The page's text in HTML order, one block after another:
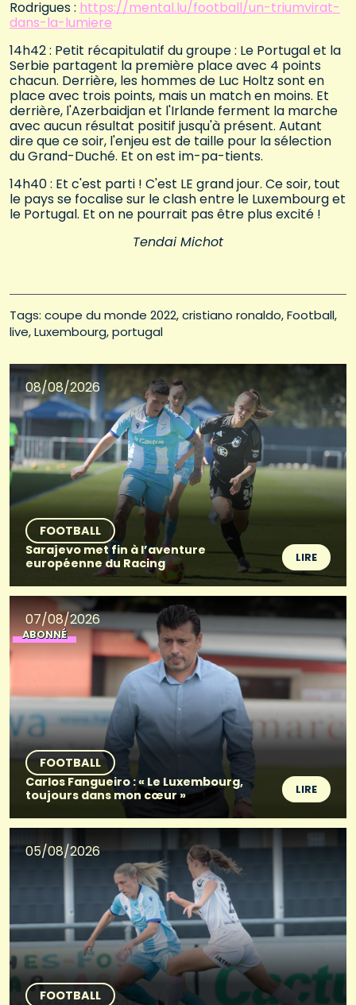
Rodrigues : https://mental.lu/football/un-triumvirat-
dans-la-lumiere
14h42 : Petit récapitulatif du groupe : Le Portugal et la
Serbie partagent la première place avec 4 points
chacun. Derrière, les hommes de Luc Holtz sont en
place avec trois points, mais un match en moins. Et
derrière, l'Azerbaidjan et l'Irlande ferment la marche
avec aucun résultat positif jusqu'à présent. Autant
dire que ce soir, l'enjeu est de taille pour la sélection
du Grand-Duché. Et on est im-pa-tients.
14h40 : Et c'est parti ! C'est LE grand jour. Ce soir, tout
le pays se focalise sur le clash entre le Luxembourg et
le Portugal. Et on ne pourrait pas être plus excité !
Tendai Michot
Tags: coupe du monde 2022 cristiano ronaldo Football
live Luxembourg portugal
08/08/2026
FOOTBALL
Sarajevo met fin à l’aventure
européenne du Racing
LIRE
07/08/2026
ABONNÉ
FOOTBALL
Carlos Fangueiro : « Le Luxembourg,
toujours dans mon cœur »
LIRE
05/08/2026
FOOTBALL